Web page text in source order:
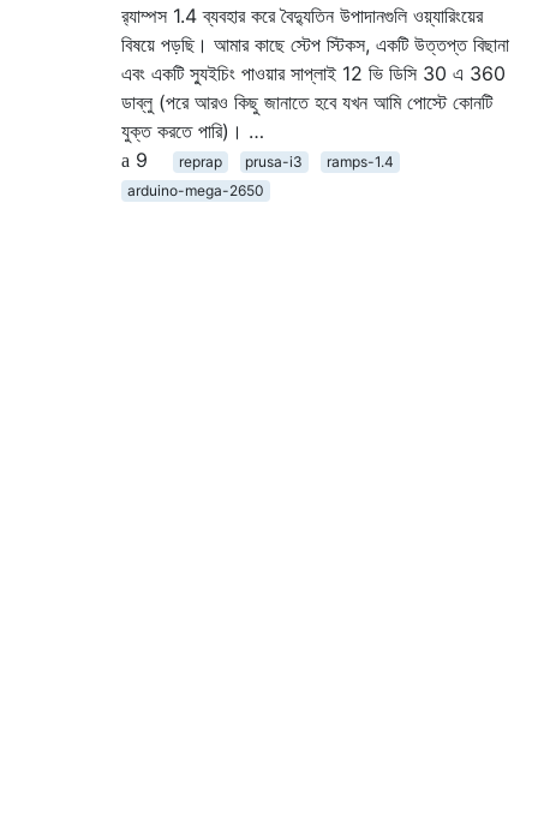
র‌্যাম্পস 1.4 ব্যবহার করে বৈদ্যুতিন উপাদানগুলি ওয়্যারিংয়ের
বিষয়ে পড়ছি। আমার কাছে স্টেপ স্টিকস, একটি উত্তপ্ত বিছানা
এবং একটি স্যুইচিং পাওয়ার সাপ্লাই 12 ভি ডিসি 30 এ 360
ডাব্লু (পরে আরও কিছু জানাতে হবে যখন আমি পোস্টে কোনটি
যুক্ত করতে পারি)। …
9
reprap prusa-i3
ramps-1.4
arduino-mega-2650